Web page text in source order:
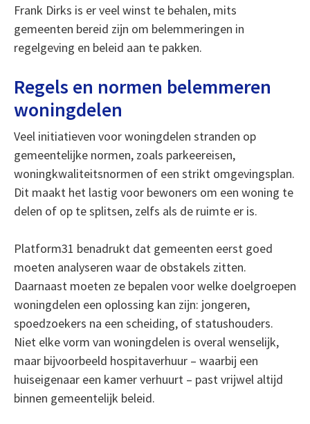
Frank Dirks is er veel winst te behalen, mits
gemeenten bereid zijn om belemmeringen in
regelgeving en beleid aan te pakken.
Regels en normen belemmeren
woningdelen
Veel initiatieven voor woningdelen stranden op
gemeentelijke normen, zoals parkeereisen,
woningkwaliteitsnormen of een strikt omgevingsplan.
Dit maakt het lastig voor bewoners om een woning te
delen of op te splitsen, zelfs als de ruimte er is.
Platform31 benadrukt dat gemeenten eerst goed
moeten analyseren waar de obstakels zitten.
Daarnaast moeten ze bepalen voor welke doelgroepen
woningdelen een oplossing kan zijn: jongeren,
spoedzoekers na een scheiding, of statushouders.
Niet elke vorm van woningdelen is overal wenselijk,
maar bijvoorbeeld hospitaverhuur – waarbij een
huiseigenaar een kamer verhuurt – past vrijwel altijd
binnen gemeentelijk beleid.